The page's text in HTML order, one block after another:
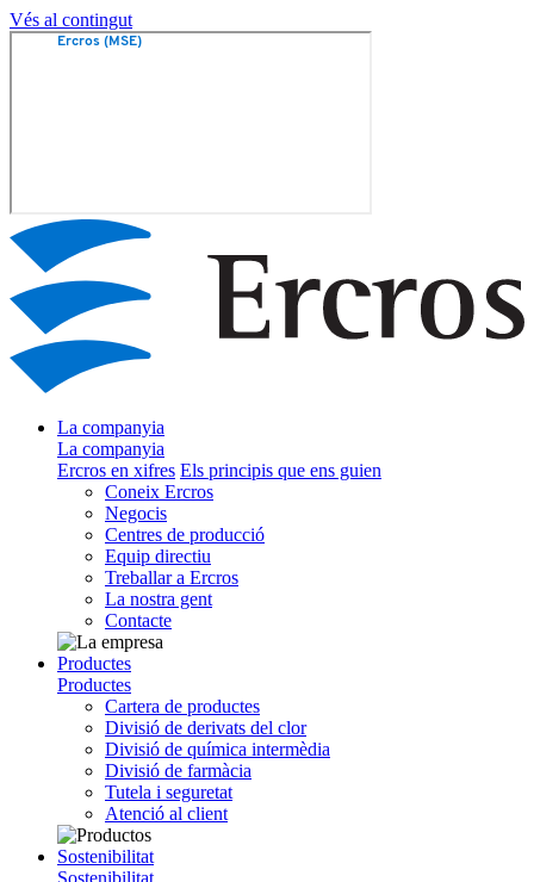
Vés al contingut
La companyia
La companyia
Ercros en xifres Els principis que ens guien
Coneix Ercros
Negocis
Centres de producció
Equip directiu
Treballar a Ercros
La nostra gent
Contacte
Productes
Productes
Cartera de productes
Divisió de derivats del clor
Divisió de química intermèdia
Divisió de farmàcia
Tutela i seguretat
Atenció al client
Sostenibilitat